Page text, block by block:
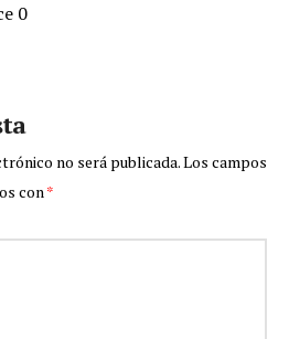
0
no será publicada.Los campos
con*